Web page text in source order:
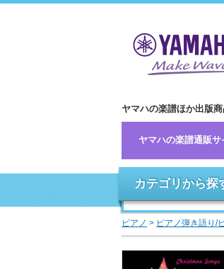
ヤマハの楽譜ほか出版商
ヤマハの楽譜通販サ
カテゴリから探
ピアノ > ピアノ弾き語り/